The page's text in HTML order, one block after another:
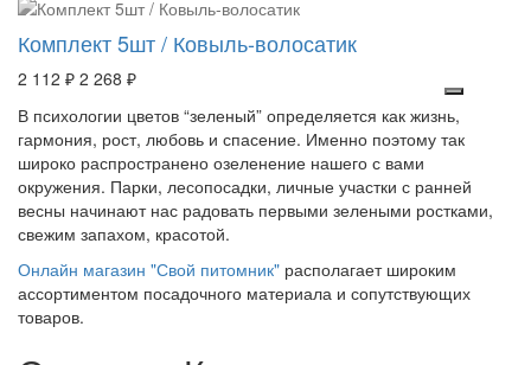
Комплект 5шт / Ковыль-волосатик
2 112 ₽ 2 268 ₽
В психологии цветов “зеленый” определяется как жизнь,
гармония, рост, любовь и спасение. Именно поэтому так
широко распространено озеленение нашего с вами
окружения. Парки, лесопосадки, личные участки с ранней
весны начинают нас радовать первыми зелеными ростками,
свежим запахом, красотой.
Онлайн магазин "Свой питомник" располагает широким
ассортиментом посадочного материала и сопутствующих
товаров.